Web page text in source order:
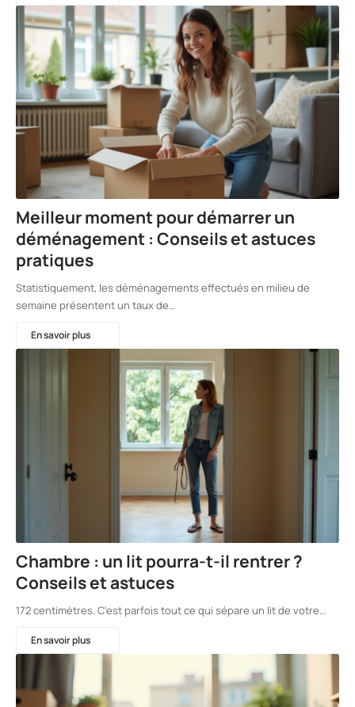
Meilleur moment pour démarrer un
déménagement : Conseils et astuces
pratiques
Statistiquement, les déménagements effectués en milieu de
semaine présentent un taux de…
En savoir plus
Chambre : un lit pourra-t-il rentrer ?
Conseils et astuces
172 centimètres. C'est parfois tout ce qui sépare un lit de votre…
En savoir plus